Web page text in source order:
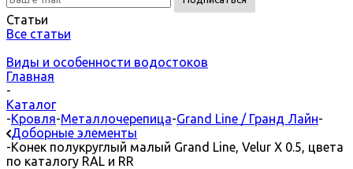
Статьи
Все статьи
Виды и особенности водостоков
Главная
-
Каталог
-Кровля-Металлочерепица-Grand Line / Гранд Лайн-
Доборные элементы
-Конек полукруглый малый Grand Line, Velur X 0.5, цвета
по каталогу RAL и RR